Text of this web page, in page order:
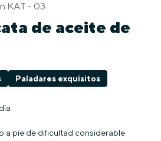
KAT - 03
de aceite de
Paladares exquisitos
a pie de dificultad considerable